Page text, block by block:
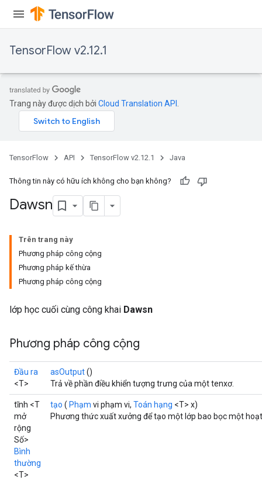
TensorFlow v2.12.1
Trang này được dịch bởi Cloud Translation API
TensorFlow API TensorFlow v2.12.1 Java
Thông tin này có hữu ích không cho bạn không?
Dawsn
Trên trang này
Phương pháp công cộng
Phương pháp kế thừa
Phương pháp công cộng
lớp học cuối cùng công khai Dawsn
Phương pháp công cộng
Đầu ra
<T>
asOutput()
Trả về phần điều khiển tượng trưng của một tenxơ.
tĩnh <T
mở
rộng
Số>
Bình
thường
<T>
tạo ( Phạm vi phạm vi, Toán hạng <T> x)
Phương thức xuất xưởng để tạo một lớp bao bọc một